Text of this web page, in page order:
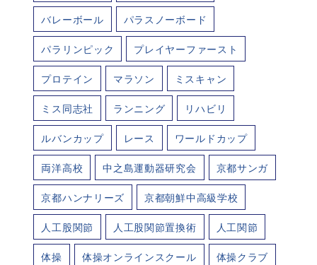
バレーボール パラスノーボード
パラリンピック プレイヤーファースト
プロテイン マラソン ミスキャン
ミス同志社 ランニング リハビリ
ルバンカップ レース ワールドカップ
両洋高校 中之島運動器研究会 京都サンガ
京都ハンナリーズ 京都朝鮮中高級学校
人工股関節 人工股関節置換術 人工関節
体操 体操オンラインスクール 体操クラブ